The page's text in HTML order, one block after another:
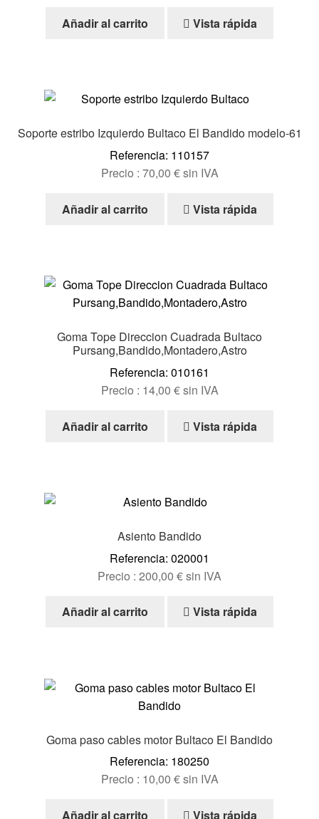
Añadir al carrito Vista rápida
Soporte estribo Izquierdo Bultaco El Bandido modelo-61
Referencia: 110157
Precio : 70,00 €sin IVA
Añadir al carrito Vista rápida
Goma Tope Direccion Cuadrada Bultaco
Pursang,Bandido,Montadero,Astro
Referencia: 010161
Precio : 14,00 €sin IVA
Añadir al carrito Vista rápida
Asiento Bandido
Referencia: 020001
Precio : 200,00 €sin IVA
Añadir al carrito Vista rápida
Goma paso cables motor Bultaco El Bandido
Referencia: 180250
Precio : 10,00 €sin IVA
Añadir al carrito Vista rápida